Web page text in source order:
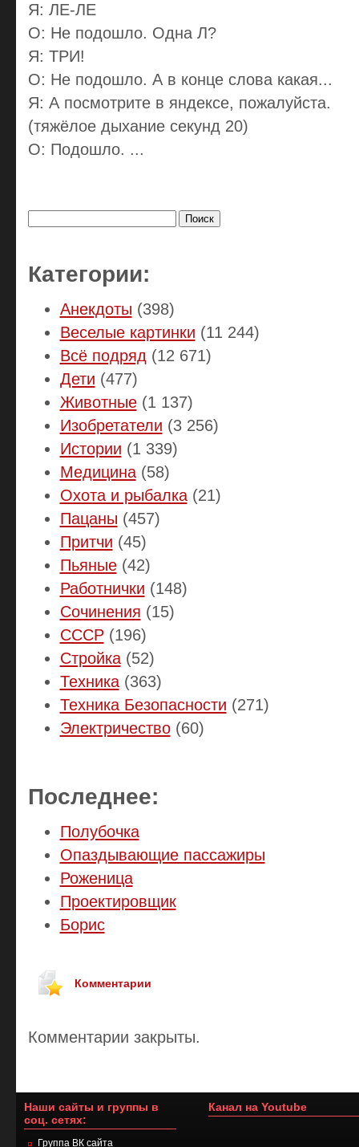
Я: ЛЕ-ЛЕ
О: Не подошло. Одна Л?
Я: ТРИ!
О: Не подошло. А в конце слова какая...
Я: А посмотрите в яндексе, пожалуйста.
(тяжёлое дыхание секунд 20)
О: Подошло. ...
Категории:
Анекдоты (398)
Веселые картинки (11 244)
Всё подряд (12 671)
Дети (477)
Животные(1 137)
Изобретатели (3 256)
Истории (1 339)
Медицина(58)
Охота и рыбалка(21)
Пацаны (457)
Притчи (45)
Пьяные(42)
Работнички (148)
Сочинения (15)
СССР(196)
Стройка(52)
Техника(363)
Техника Безопасности (271)
Электричество(60)
Последнее:
Полубочка
Опаздывающие пассажиры
Роженица
Проектировщик
Борис
Комментарии
Комментарии закрыты.
Наши сайты и группы в
соц. сетях:
Группа ВК сайта
Канал на Youtube